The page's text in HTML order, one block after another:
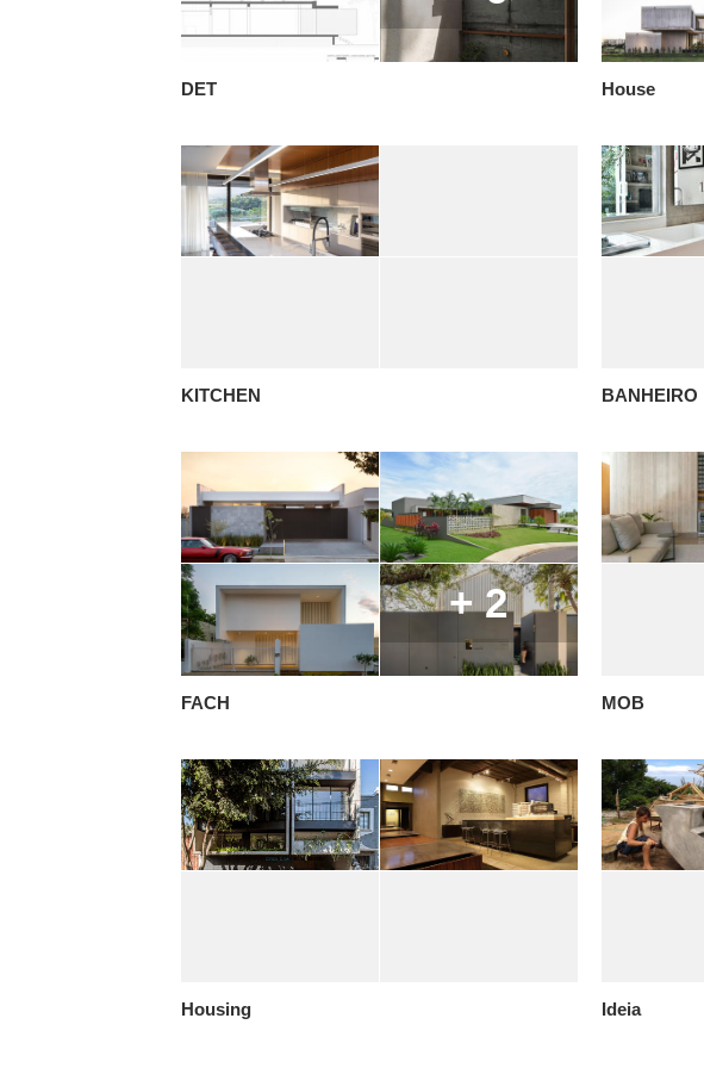
DET House
KITCHEN BANHEIRO
+ 2
FACH MOB
Housing Ideia